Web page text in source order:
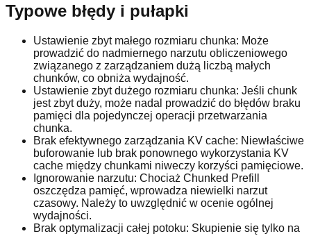
Typowe błędy i pułapki
Ustawienie zbyt małego rozmiaru chunka: Może
prowadzić do nadmiernego narzutu obliczeniowego
związanego z zarządzaniem dużą liczbą małych
chunków, co obniża wydajność.
Ustawienie zbyt dużego rozmiaru chunka: Jeśli chunk
jest zbyt duży, może nadal prowadzić do błędów braku
pamięci dla pojedynczej operacji przetwarzania
chunka.
Brak efektywnego zarządzania KV cache: Niewłaściwe
buforowanie lub brak ponownego wykorzystania KV
cache między chunkami niweczy korzyści pamięciowe.
Ignorowanie narzutu: Chociaż Chunked Prefill
oszczędza pamięć, wprowadza niewielki narzut
czasowy. Należy to uwzględnić w ocenie ogólnej
wydajności.
Brak optymalizacji całej potoku: Skupienie się tylko na